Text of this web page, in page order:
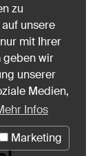
zu
unsere
mit Ihrer
geben wir
unserer
Medien,
Infos
Marketing